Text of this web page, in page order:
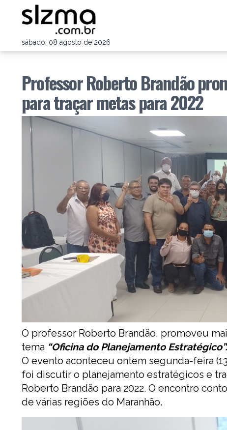
sábado, 08 agosto de 2026
Professor Roberto Brandão
para traçar metas para 2022
O professor Roberto Brandão, promoveu
tema “Oficina do Planejamento Estratégico”.
O evento aconteceu ontem segunda-feira
foi discutir o planejamento estratégicos e
Roberto Brandão para 2022. O encontro
de várias regiões do Maranhão.